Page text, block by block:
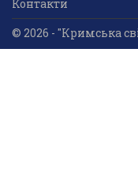
Контакти
© 2026 - "Кримська